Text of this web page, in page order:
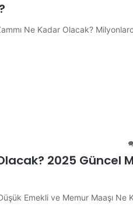
Ne Kadar Olacak?
2025 Güncel
Emekli ve Memur Maaşı Ne